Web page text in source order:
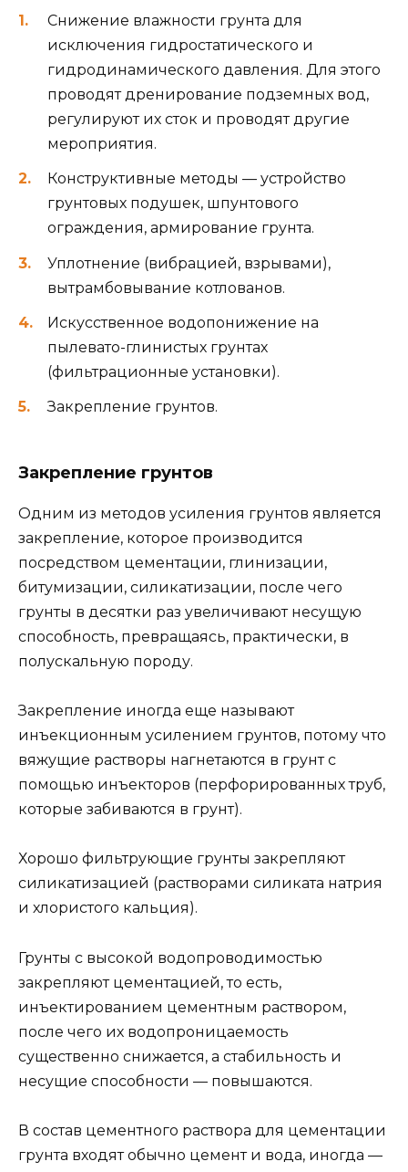
Снижение влажности грунта для
исключения гидростатического и
гидродинамического давления. Для этого
проводят дренирование подземных вод,
регулируют их сток и проводят другие
мероприятия.
Конструктивные методы — устройство
грунтовых подушек, шпунтового
ограждения, армирование грунта.
Уплотнение (вибрацией, взрывами),
вытрамбовывание котлованов.
Искусственное водопонижение на
пылевато-глинистых грунтах
(фильтрационные установки).
Закрепление грунтов.
Закрепление грунтов
Одним из методов усиления грунтов является
закрепление, которое производится
посредством цементации, глинизации,
битумизации, силикатизации, после чего
грунты в десятки раз увеличивают несущую
способность, превращаясь, практически, в
полускальную породу.
Закрепление иногда еще называют
инъекционным усилением грунтов, потому что
вяжущие растворы нагнетаются в грунт с
помощью инъекторов (перфорированных труб,
которые забиваются в грунт).
Хорошо фильтрующие грунты закрепляют
силикатизацией (растворами силиката натрия
и хлористого кальция).
Грунты с высокой водопроводимостью
закрепляют цементацией, то есть,
инъектированием цементным раствором,
после чего их водопроницаемость
существенно снижается, а стабильность и
несущие способности — повышаются.
В состав цементного раствора для цементации
грунта входят обычно цемент и вода, иногда —